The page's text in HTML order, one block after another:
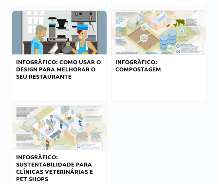
INFOGRÁFICO: COMO USAR O
DESIGN PARA MELHORAR O
SEU RESTAURANTE
INFOGRÁFICO:
COMPOSTAGEM
INFOGRÁFICO:
SUSTENTABILIDADE PARA
CLÍNICAS VETERINÁRIAS E
PET SHOPS